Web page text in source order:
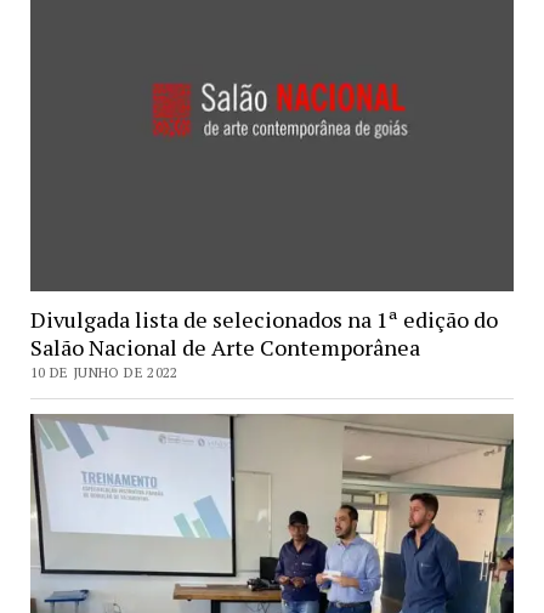
Divulgada lista de selecionados na 1ª edição do
Salão Nacional de Arte Contemporânea
10 DE JUNHO DE 2022